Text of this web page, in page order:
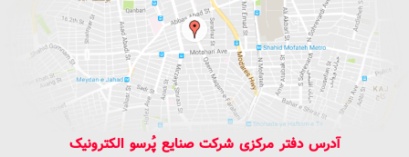
آدرس دفتر مرکزی شرکت صنایع پُرسو الکترونیک